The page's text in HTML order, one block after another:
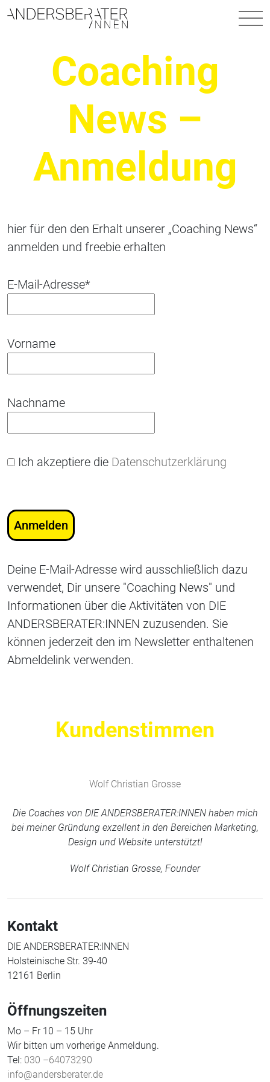
Hauptnavigation
Coaching
News –
Anmeldung
hier für den den Erhalt unserer „Coaching News“
anmelden und freebie erhalten
E-Mail-Adresse*
Vorname
Nachname
Ich akzeptiere die Datenschutzerklärung
Deine E-Mail-Adresse wird ausschließlich dazu
verwendet, Dir unsere "Coaching News" und
Informationen über die Aktivitäten von DIE
ANDERSBERATER:INNEN zuzusenden. Sie
können jederzeit den im Newsletter enthaltenen
Abmeldelink verwenden.
Kundenstimmen
Wolf Christian Grosse
Die Coaches von DIE ANDERSBERATER:INNEN haben mich
bei meiner Gründung exzellent in den Bereichen Marketing,
Design und Website unterstützt!
Wolf Christian Grosse, Founder
Kontakt
DIE ANDERSBERATER:INNEN
Holsteinische Str. 39-40
12161 Berlin
Öffnungszeiten
Mo – Fr 10 – 15 Uhr
Wir bitten um vorherige Anmeldung.
Tel: 030 –64073290
info@andersberater.de